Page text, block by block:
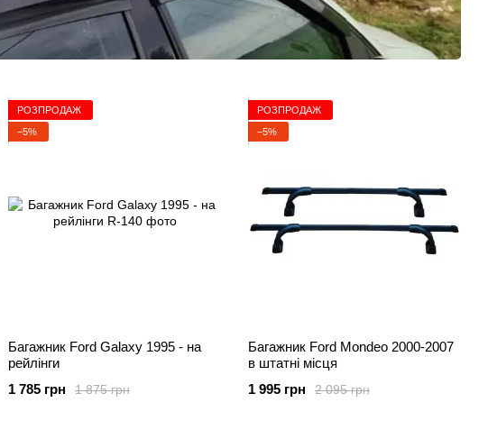
РОЗПРОДАЖ
−5%
Багажник Ford Galaxy 1995 - на
рейлінги
1 875 грн
1 785 грн
РОЗПРОДАЖ
−5%
Багажник Ford Mondeo 2000-2007
в штатні місця
2 095 грн
1 995 грн